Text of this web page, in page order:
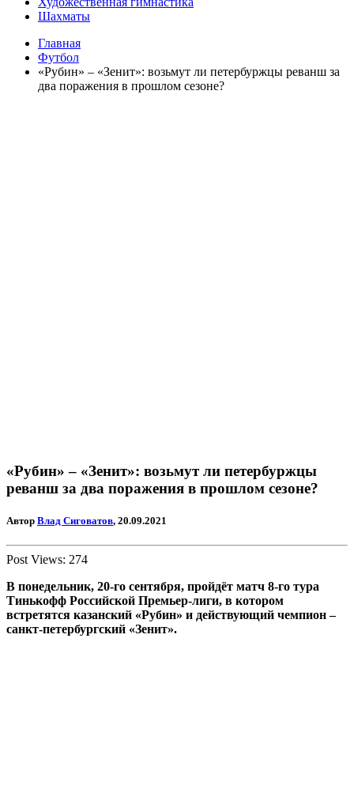
Шахматы
Главная
Футбол
«Рубин» – «Зенит»: возьмут ли петербуржцы реванш за
два поражения в прошлом сезоне?
«Рубин» – «Зенит»: возьмут ли петербуржцы
реванш за два поражения в прошлом сезоне?
Автор Влад Сиговатов, 20.09.2021
Post Views: 274
В понедельник, 20-го сентября, пройдёт матч 8-го тура
Тинькофф Российской Премьер-лиги, в котором
встретятся казанский «Рубин» и действующий чемпион –
санкт-петербургский «Зенит».